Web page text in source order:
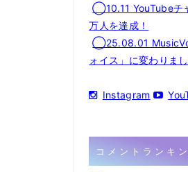
◯10.11 YouTubeチ
万人を達成！
◯25.08.01
ォイス」に変わりまし
Instagram
コメントランキ